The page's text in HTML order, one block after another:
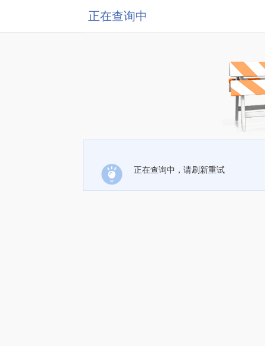
正在查询中
正在查询中，请刷新重试